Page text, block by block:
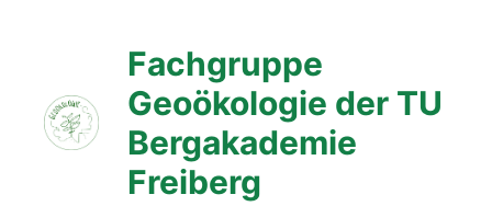
Fachgruppe
Geoökologie der TU
Bergakademie
Freiberg